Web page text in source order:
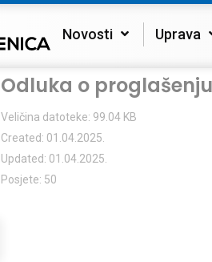
Novosti Uprava
Odluka o
Veličina datoteke: 99.04 KB
Created: 01.04.2025.
Updated: 01.04.2025.
Posjete: 50